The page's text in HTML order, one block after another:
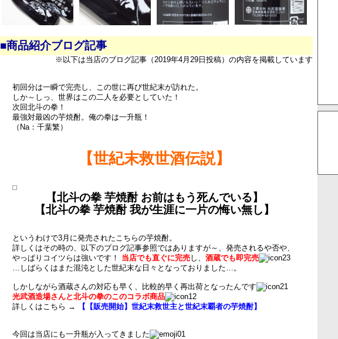
■商品紹介ブログ記事
※以下は当店のブログ記事（2019年4月29日投稿）の内容を掲載しています
初回分は一瞬で完売し、この世に再び世紀末が訪れた。
しか～しっ、世界はこの二人を必要としていた！
次回北斗の拳！
最強対最凶の芋焼酎。俺の拳は一升瓶！
（Na：千葉繁）
【世紀末救世酒伝説】
【北斗の拳 芋焼酎 お前はもう死んでいる】
【北斗の拳 芋焼酎 我が生涯に一片の悔い無し】
というわけで3月に発売されたこちらの芋焼酎。
詳しくはその時の、以下のブログ記事参照ではありますが～、発売されるや否や、
やっぱりコイツらは強いです！ 当店でも直ぐに完売し、 酒蔵でも即完売
…しばらくはまた混沌とした世紀末な日々となっておりました…。
しかしながら酒蔵さんの対応も早く、比較的早く再出荷となったんです
光武酒造場さんと北斗の拳のこのコラボ商品
詳しくはこちら →
【【販売開始】世紀末救世主と世紀末覇者の芋焼酎】
今回は当店にも一升瓶が入ってきました